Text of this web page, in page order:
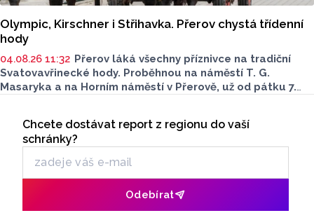
Olympic, Kirschner i Střihavka. Přerov chystá třídenní
hody
04.08.26 11:32 Přerov láká všechny příznivce na tradiční
Svatovavřinecké hody. Proběhnou na náměstí T. G.
Masaryka a na Horním náměstí v Přerově, už od pátku 7.
i na historický jarmark.
Odběr newsletteru
Chcete dostávat report z regionu do vaší
schránky?
Odebírat